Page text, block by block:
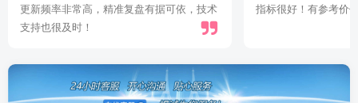
更新频率非常高，精准复盘有据可依，技术
支持也很及时！
指标很好！有参考价